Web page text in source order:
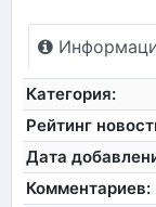
Категория:
Рейтинг
Дата
Комментариев: